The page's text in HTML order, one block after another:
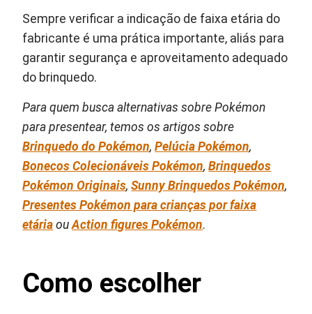
Sempre verificar a indicação de faixa etária do
fabricante é uma prática importante, aliás para
garantir segurança e aproveitamento adequado
do brinquedo.
Para quem busca alternativas sobre Pokémon
para presentear, temos os artigos sobre
Brinquedo do Pokémon,Pelúcia Pokémon,
Bonecos Colecionáveis Pokémon,Brinquedos
Pokémon Originais,Sunny Brinquedos Pokémon,
Presentes Pokémon para crianças por faixa
etária ouAction figures Pokémon.
Como escolher